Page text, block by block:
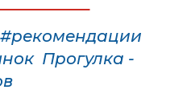
#рекомендации
Прогулка -